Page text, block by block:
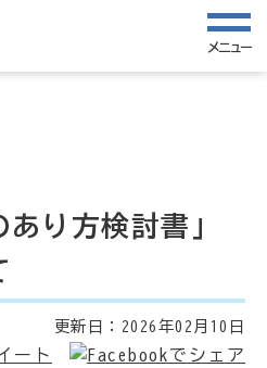
メニュー
あり方検討書」
更新日： 2026年02月10日